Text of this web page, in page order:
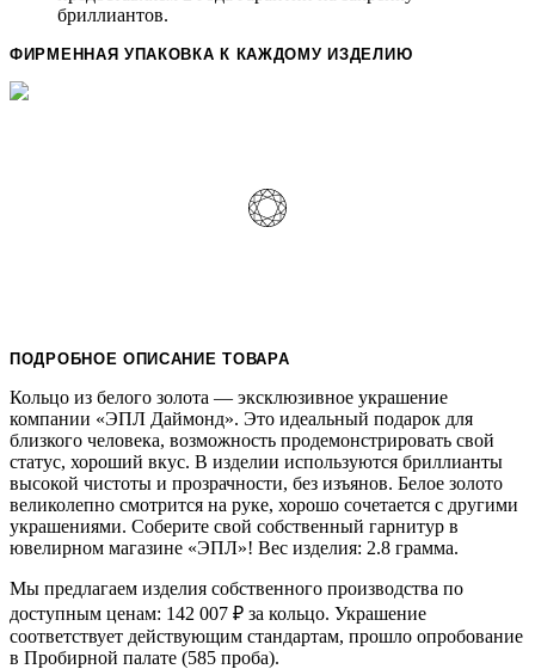
бриллиантов.
ФИРМЕННАЯ УПАКОВКА К КАЖДОМУ ИЗДЕЛИЮ
ПОДРОБНОЕ ОПИСАНИЕ ТОВАРА
Кольцо из белого золота — эксклюзивное украшение
компании «ЭПЛ Даймонд». Это идеальный подарок для
близкого человека, возможность продемонстрировать свой
статус, хороший вкус. В изделии используются бриллианты
высокой чистоты и прозрачности, без изъянов. Белое золото
великолепно смотрится на руке, хорошо сочетается с другими
украшениями. Соберите свой собственный гарнитур в
ювелирном магазине «ЭПЛ»! Вес изделия: 2.8 грамма.
Мы предлагаем изделия собственного производства по
доступным ценам: 142 007 ₽ за кольцо. Украшение
соответствует действующим стандартам, прошло опробование
в Пробирной палате (585 проба).